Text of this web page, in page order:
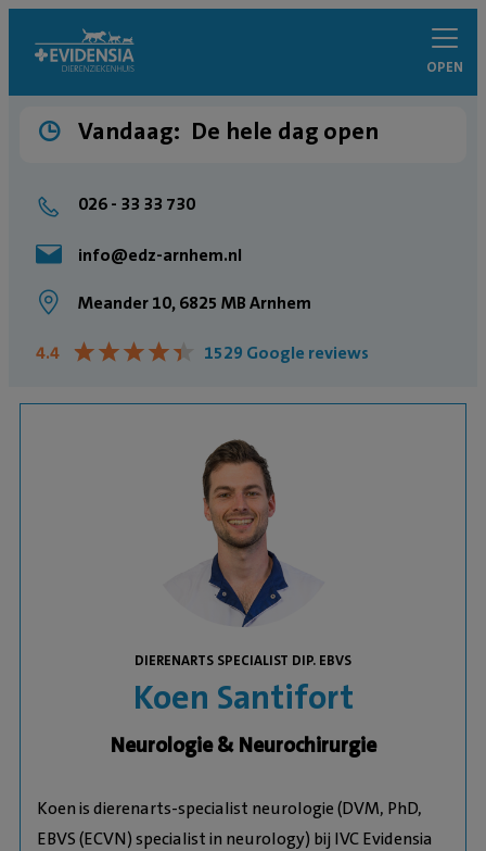
OPEN
Vandaag: De hele dag open
026 - 33 33 730
info@edz-arnhem.nl
Meander 10, 6825 MB Arnhem
4.4 ★★★★★
★★★★★ 1529 Google reviews
DIERENARTS SPECIALIST DIP. EBVS
Koen Santifort
Neurologie & Neurochirurgie
Koen is dierenarts-specialist neurologie (DVM, PhD,
EBVS (ECVN) specialist in neurology) bij IVC Evidensia